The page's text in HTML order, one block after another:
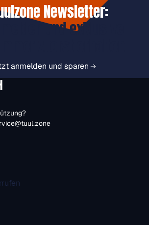
Newsletter:
und exklusive
anmelden und sparen